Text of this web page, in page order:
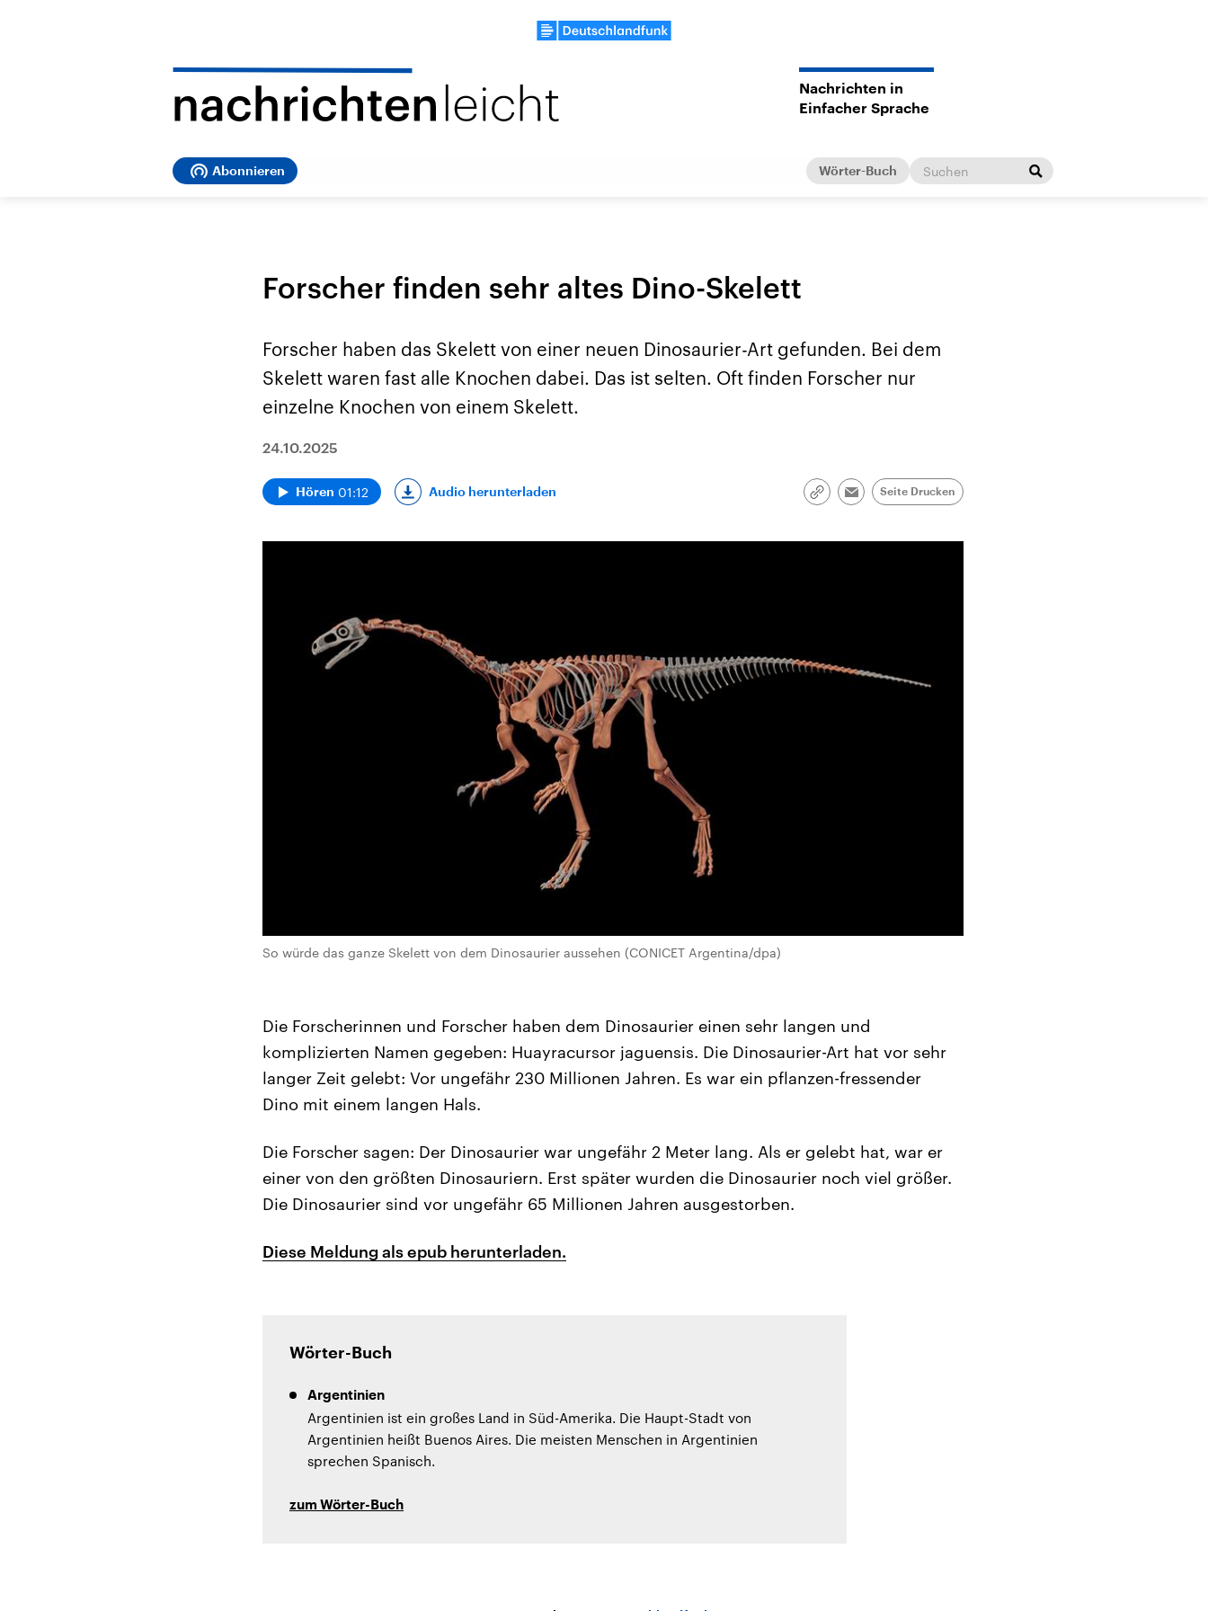
Nachrichten in
Einfacher Sprache
Abonnieren Wörter-Buch
Forscher finden sehr altes Dino-Skelett
Forscher haben das Skelett von einer neuen Dinosaurier-Art gefunden. Bei dem
Skelett waren fast alle Knochen dabei. Das ist selten. Oft finden Forscher nur
einzelne Knochen von einem Skelett.
24.10.2025
Hören 01:12 Audio herunterladen
Link
Email
Seite Drucken
So würde das ganze Skelett von dem Dinosaurier aussehen (CONICET Argentina/dpa)
Die Forscherinnen und Forscher haben dem Dinosaurier einen sehr langen und
komplizierten Namen gegeben: Huayracursor jaguensis. Die Dinosaurier-Art hat vor sehr
langer Zeit gelebt: Vor ungefähr 230 Millionen Jahren. Es war ein pflanzen-fressender
Dino mit einem langen Hals.
Die Forscher sagen: Der Dinosaurier war ungefähr 2 Meter lang. Als er gelebt hat, war er
einer von den größten Dinosauriern. Erst später wurden die Dinosaurier noch viel größer.
Die Dinosaurier sind vor ungefähr 65 Millionen Jahren ausgestorben.
Diese Meldung als epub herunterladen.
Wörter-Buch
Argentinien
Argentinien ist ein großes Land in Süd-Amerika. Die Haupt-Stadt von
Argentinien heißt Buenos Aires. Die meisten Menschen in Argentinien
sprechen Spanisch.
zum Wörter-Buch